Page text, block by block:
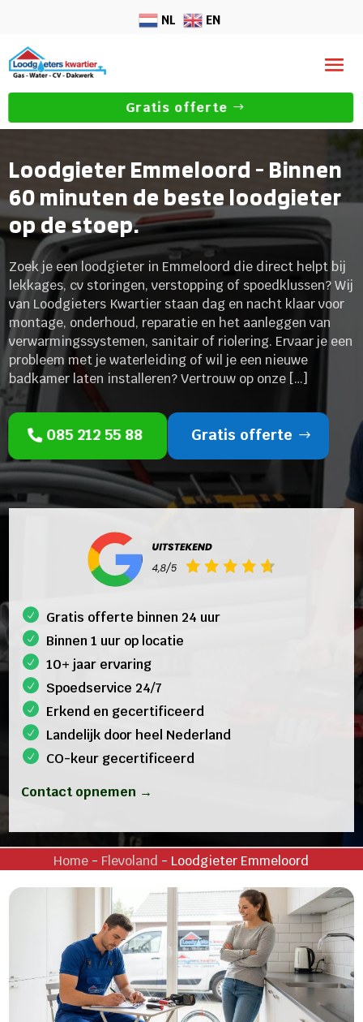
NL EN
Gratis offerte
Loodgieter Emmeloord - Binnen
60 minuten de beste loodgieter
op de stoep.
Zoek je een loodgieter in Emmeloord die direct helpt bij
lekkages, cv storingen, verstopping of spoedklussen? Wij
van Loodgieters Kwartier staan dag en nacht klaar voor
montage, onderhoud, reparatie en het aanleggen van
verwarmingssystemen, sanitair of riolering. Ervaar je een
probleem met je waterleiding of wil je een nieuwe
badkamer laten installeren? Vertrouw op onze […]
085 212 55 88 Gratis offerte
Gratis offerte binnen 24 uur
Binnen 1 uur op locatie
10+ jaar ervaring
Spoedservice 24/7
Erkend en gecertificeerd
Landelijk door heel Nederland
CO-keur gecertificeerd
Contact opnemen →
Home - Flevoland - Loodgieter Emmeloord